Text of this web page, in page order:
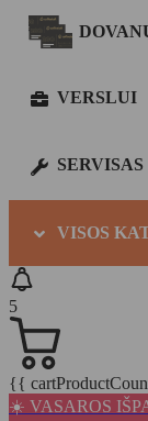
VERSLUI
SERVISAS
VISOS
5
{{
☀️ VASAROS